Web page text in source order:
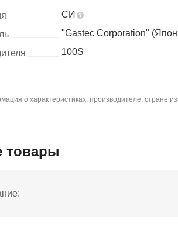
СИ
"Gastec Corporation"
100S
о характеристиках, производителе, стране
товары